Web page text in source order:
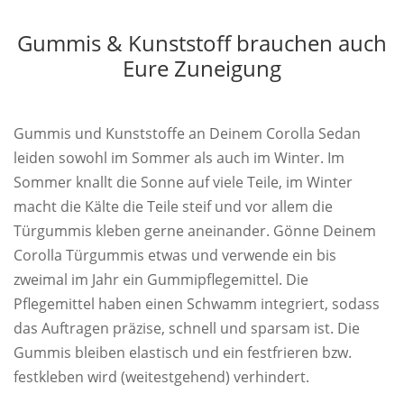
Gummis & Kunststoff brauchen auch
Eure Zuneigung
Gummis und Kunststoffe an Deinem Corolla Sedan
leiden sowohl im Sommer als auch im Winter. Im
Sommer knallt die Sonne auf viele Teile, im Winter
macht die Kälte die Teile steif und vor allem die
Türgummis kleben gerne aneinander. Gönne Deinem
Corolla Türgummis etwas und verwende ein bis
zweimal im Jahr ein Gummipflegemittel. Die
Pflegemittel haben einen Schwamm integriert, sodass
das Auftragen präzise, schnell und sparsam ist. Die
Gummis bleiben elastisch und ein festfrieren bzw.
festkleben wird (weitestgehend) verhindert.